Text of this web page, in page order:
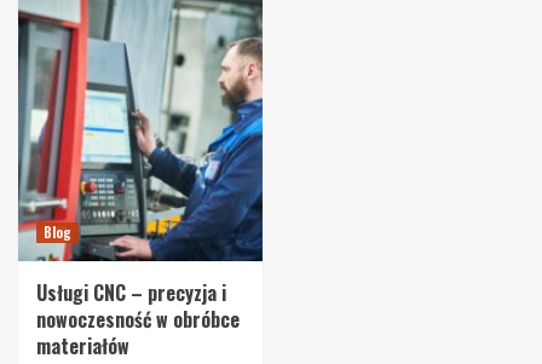
Blog
Usługi CNC – precyzja i
nowoczesność w obróbce
materiałów